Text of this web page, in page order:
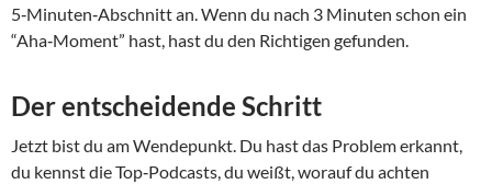
5‑Minuten‑Abschnitt an. Wenn du nach 3 Minuten schon ein
“Aha‑Moment” hast, hast du den Richtigen gefunden.
Der entscheidende Schritt
Jetzt bist du am Wendepunkt. Du hast das Problem erkannt,
du kennst die Top‑Podcasts, du weißt, worauf du achten